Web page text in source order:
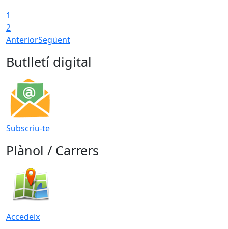
1
2
AnteriorSegüent
Butlletí digital
Subscriu-te
Plànol / Carrers
Accedeix